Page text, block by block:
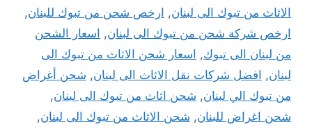
الاثاث من تبوك الى لبنان, ارخص شحن من تبوك للبنان,
ارخص شركة شحن من تبوك الى لبنان, اسعار الشحن
من لبنان الى تبوك, اسعار شحن الاثاث من تبوك الى
لبنان, افضل شركات نقل الاثاث الى لبنان, شحن أغراض
من تبوك الي لبنان, شحن اثاث من تبوك الى لبنان,
شحن اغراض للبنان, شحن الاثاث من تبوك الى لبنان,